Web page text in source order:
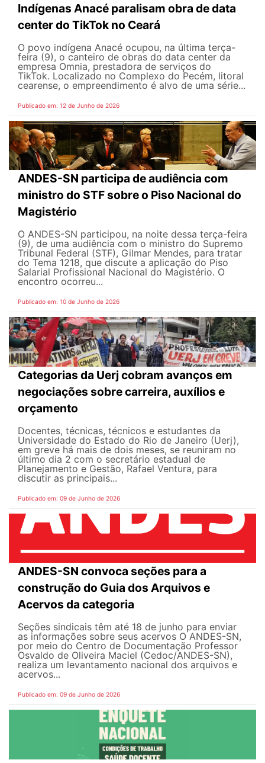
Indígenas Anacé paralisam obra de data
center do TikTok no Ceará
O povo indígena Anacé ocupou, na última terça-
feira (9), o canteiro de obras do data center da
empresa Omnia, prestadora de serviços do
TikTok. Localizado no Complexo do Pecém, litoral
cearense, o empreendimento é alvo de uma série...
Publicado em: 12 de Junho de 2026
ANDES-SN participa de audiência com
ministro do STF sobre o Piso Nacional do
Magistério
O ANDES-SN participou, na noite dessa terça-feira
(9), de uma audiência com o ministro do Supremo
Tribunal Federal (STF), Gilmar Mendes, para tratar
do Tema 1218, que discute a aplicação do Piso
Salarial Profissional Nacional do Magistério. O
encontro ocorreu...
Publicado em: 10 de Junho de 2026
Categorias da Uerj cobram avanços em
negociações sobre carreira, auxílios e
orçamento
Docentes, técnicas, técnicos e estudantes da
Universidade do Estado do Rio de Janeiro (Uerj),
em greve há mais de dois meses, se reuniram no
último dia 2 com o secretário estadual de
Planejamento e Gestão, Rafael Ventura, para
discutir as principais...
Publicado em: 09 de Junho de 2026
ANDES-SN convoca seções para a
construção do Guia dos Arquivos e
Acervos da categoria
Seções sindicais têm até 18 de junho para enviar
as informações sobre seus acervos O ANDES-SN,
por meio do Centro de Documentação Professor
Osvaldo de Oliveira Maciel (Cedoc/ANDES-SN),
realiza um levantamento nacional dos arquivos e
acervos...
Publicado em: 09 de Junho de 2026